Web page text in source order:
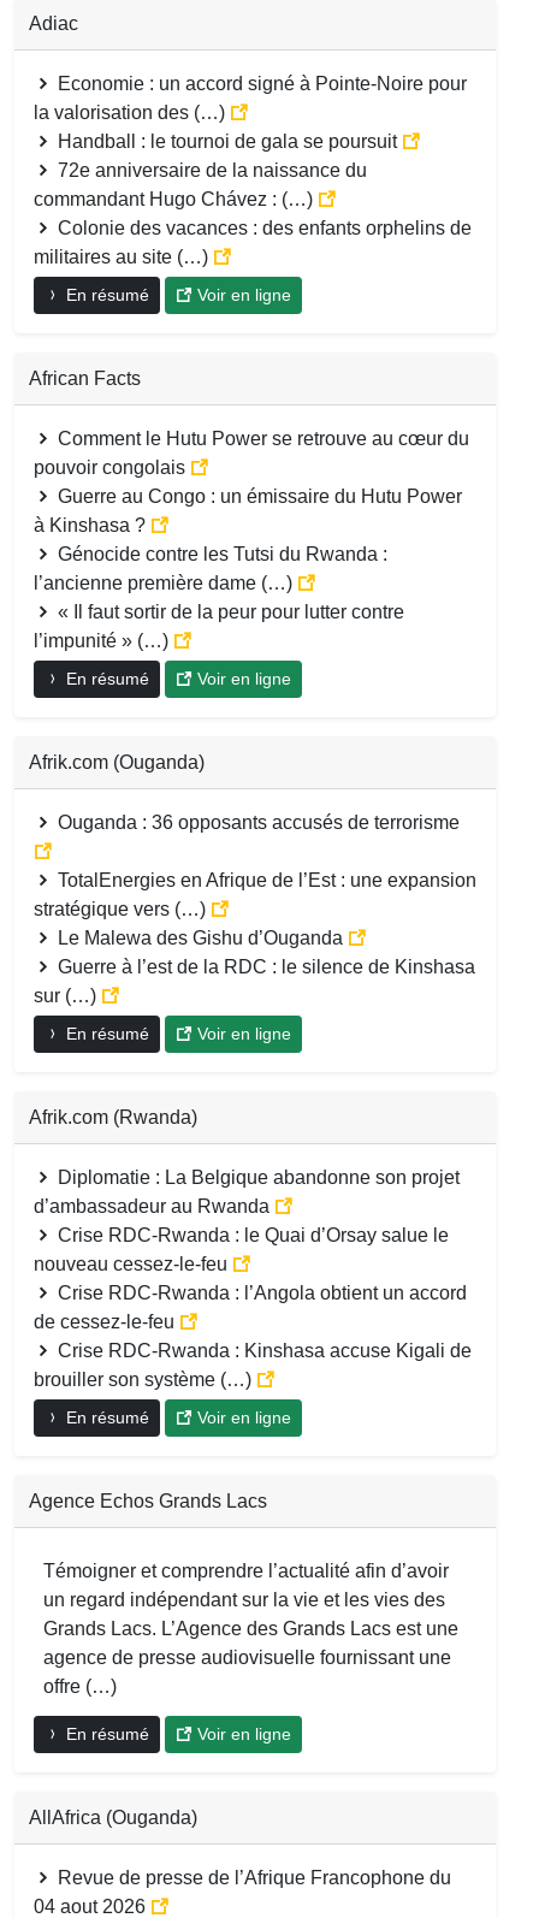
Adiac
Economie : un accord signé à Pointe-Noire pour
la valorisation des (…)
Handball : le tournoi de gala se poursuit
72e anniversaire de la naissance du
commandant Hugo Chávez : (…)
Colonie des vacances : des enfants orphelins de
militaires au site (…)
En résumé Voir en ligne
African Facts
Comment le Hutu Power se retrouve au cœur du
pouvoir congolais
Guerre au Congo : un émissaire du Hutu Power
à Kinshasa ?
Génocide contre les Tutsi du Rwanda :
l’ancienne première dame (…)
« Il faut sortir de la peur pour lutter contre
l’impunité » (…)
En résumé Voir en ligne
Afrik.com (Ouganda)
Ouganda : 36 opposants accusés de terrorisme
TotalEnergies en Afrique de l’Est : une expansion
stratégique vers (…)
Le Malewa des Gishu d’Ouganda
Guerre à l’est de la RDC : le silence de Kinshasa
sur (…)
En résumé Voir en ligne
Afrik.com (Rwanda)
Diplomatie : La Belgique abandonne son projet
d’ambassadeur au Rwanda
Crise RDC-Rwanda : le Quai d’Orsay salue le
nouveau cessez-le-feu
Crise RDC-Rwanda : l’Angola obtient un accord
de cessez-le-feu
Crise RDC-Rwanda : Kinshasa accuse Kigali de
brouiller son système (…)
En résumé Voir en ligne
Agence Echos Grands Lacs
Témoigner et comprendre l’actualité afin d’avoir
un regard indépendant sur la vie et les vies des
Grands Lacs. L’Agence des Grands Lacs est une
agence de presse audiovisuelle fournissant une
offre (…)
En résumé Voir en ligne
AllAfrica (Ouganda)
Revue de presse de l’Afrique Francophone du
04 aout 2026